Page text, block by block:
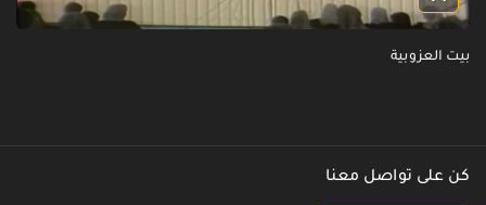
بيت العزوبية
كن على تواصل معنا